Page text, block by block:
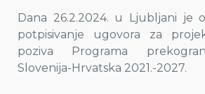
Dana 26.2.2024. u Ljubljani je
potpisivanje ugovora za
poziva Programa
Slovenija-Hrvatska 2021.-2027.